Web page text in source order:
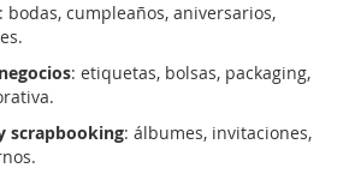
: bodas, cumpleaños, aniversarios,
: etiquetas, bolsas, packaging,
scrapbooking: álbumes, invitaciones,